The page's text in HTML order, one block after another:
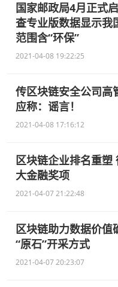
国家邮政局4月正式
查专业版数据显示我
范围含“环保”
2021-04-08 19:22:25
传区块链安全公司高
应称：谣言！
2021-04-08 17:16:12
区块链企业排名重塑
大金融奖项
2021-04-07 21:22:48
区块链助力数据价值
“原石”开采方式
2021-04-07 20:23:07